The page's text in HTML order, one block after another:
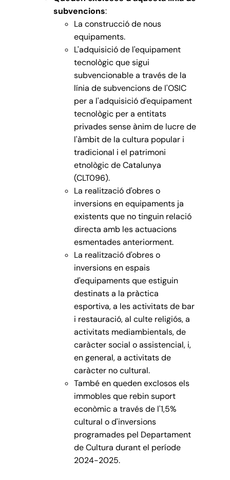
subvencions:
La construcció de nous
equipaments.
L'adquisició de l'equipament
tecnològic que sigui
subvencionable a través de la
línia de subvencions de l'OSIC
per a l'adquisició d'equipament
tecnològic per a entitats
privades sense ànim de lucre de
l'àmbit de la cultura popular i
tradicional i el patrimoni
etnològic de Catalunya
(CLT096).
La realització d'obres o
inversions en equipaments ja
existents que no tinguin relació
directa amb les actuacions
esmentades anteriorment.
La realització d'obres o
inversions en espais
d'equipaments que estiguin
destinats a la pràctica
esportiva, a les activitats de bar
i restauració, al culte religiós, a
activitats mediambientals, de
caràcter social o assistencial, i,
en general, a activitats de
caràcter no cultural.
També en queden exclosos els
immobles que rebin suport
econòmic a través de l'1,5%
cultural o d'inversions
programades pel Departament
de Cultura durant el període
2024-2025.